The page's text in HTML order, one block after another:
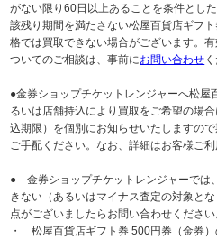
がない限り60日以上あることを条件とし
該残り期間を満たさない松屋百貨店ギフ
格では買取できない場合がございます。
ついてのご相談は、事前にお問い合わせ
●金券ショップチケットレンジャーへ松屋
るいは店舗持込により買取をご希望の場
込期限）を個別にお知らせいたしますの
ご手配ください。なお、詳細はお客様ご
● 金券ショップチケットレンジャーでは
きない（あるいはマイナス査定の対象と
点がございましたらお問い合わせください
・ 松屋百貨店ギフト券 500円券（金券